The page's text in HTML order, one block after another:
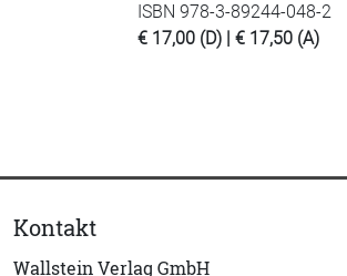
ISBN 978-3-89244-048-2
€ 17,00 (D) | € 17,50 (A)
Kontakt
Wallstein Verlag GmbH